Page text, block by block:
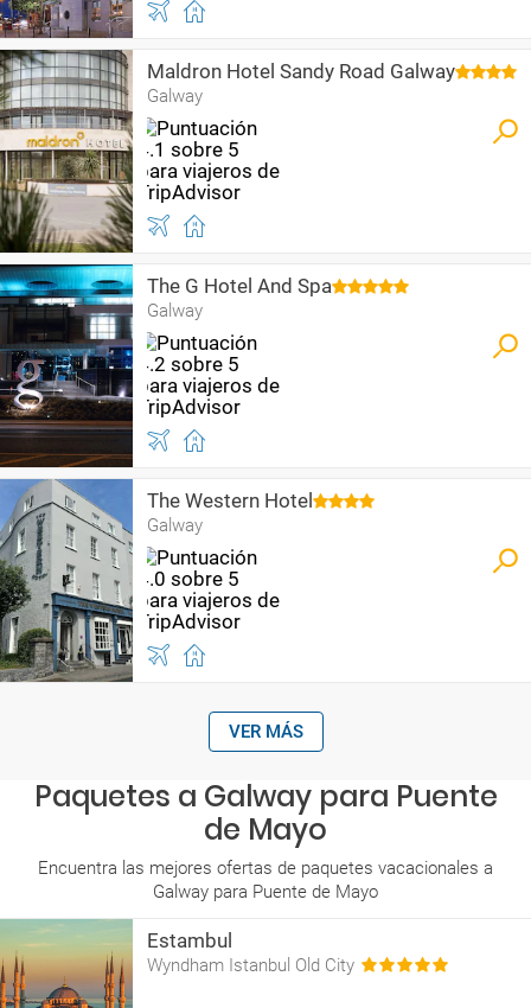
Maldron Hotel Sandy Road Galway
Galway
The G Hotel And Spa
Galway
The Western Hotel
Galway
VER MÁS
Paquetes a Galway para Puente
de Mayo
Encuentra las mejores ofertas de paquetes vacacionales a
Galway para Puente de Mayo
Estambul
Wyndham Istanbul Old City